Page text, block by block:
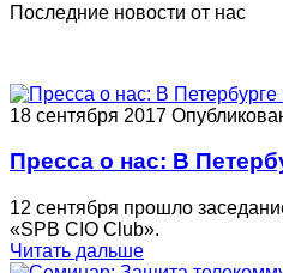
Последние новости от нас
18 сентября 2017
Пресса о нас: В
12 сентября прошло
«SPB CIO Club».
Читать дальше